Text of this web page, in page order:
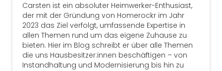
Carsten ist ein absoluter Heimwerker-Enthusiast,
der mit der Gründung von Homerockr im Jahr
2023 das Ziel verfolgt, umfassende Expertise in
allen Themen rund um das eigene Zuhause zu
bieten. Hier im Blog schreibt er über alle Themen
die uns Hausbesitzer:innen beschäftigen – von
Instandhaltung und Modernisierung bis hin zu